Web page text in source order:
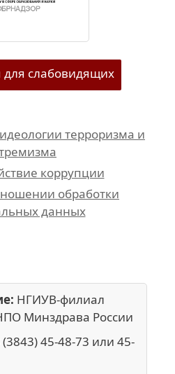
слабовидящих
терроризма и
коррупции
обработки
данных
НГИУВ-филиал
Минздрава России
(3843) 45-48-73 или 45-